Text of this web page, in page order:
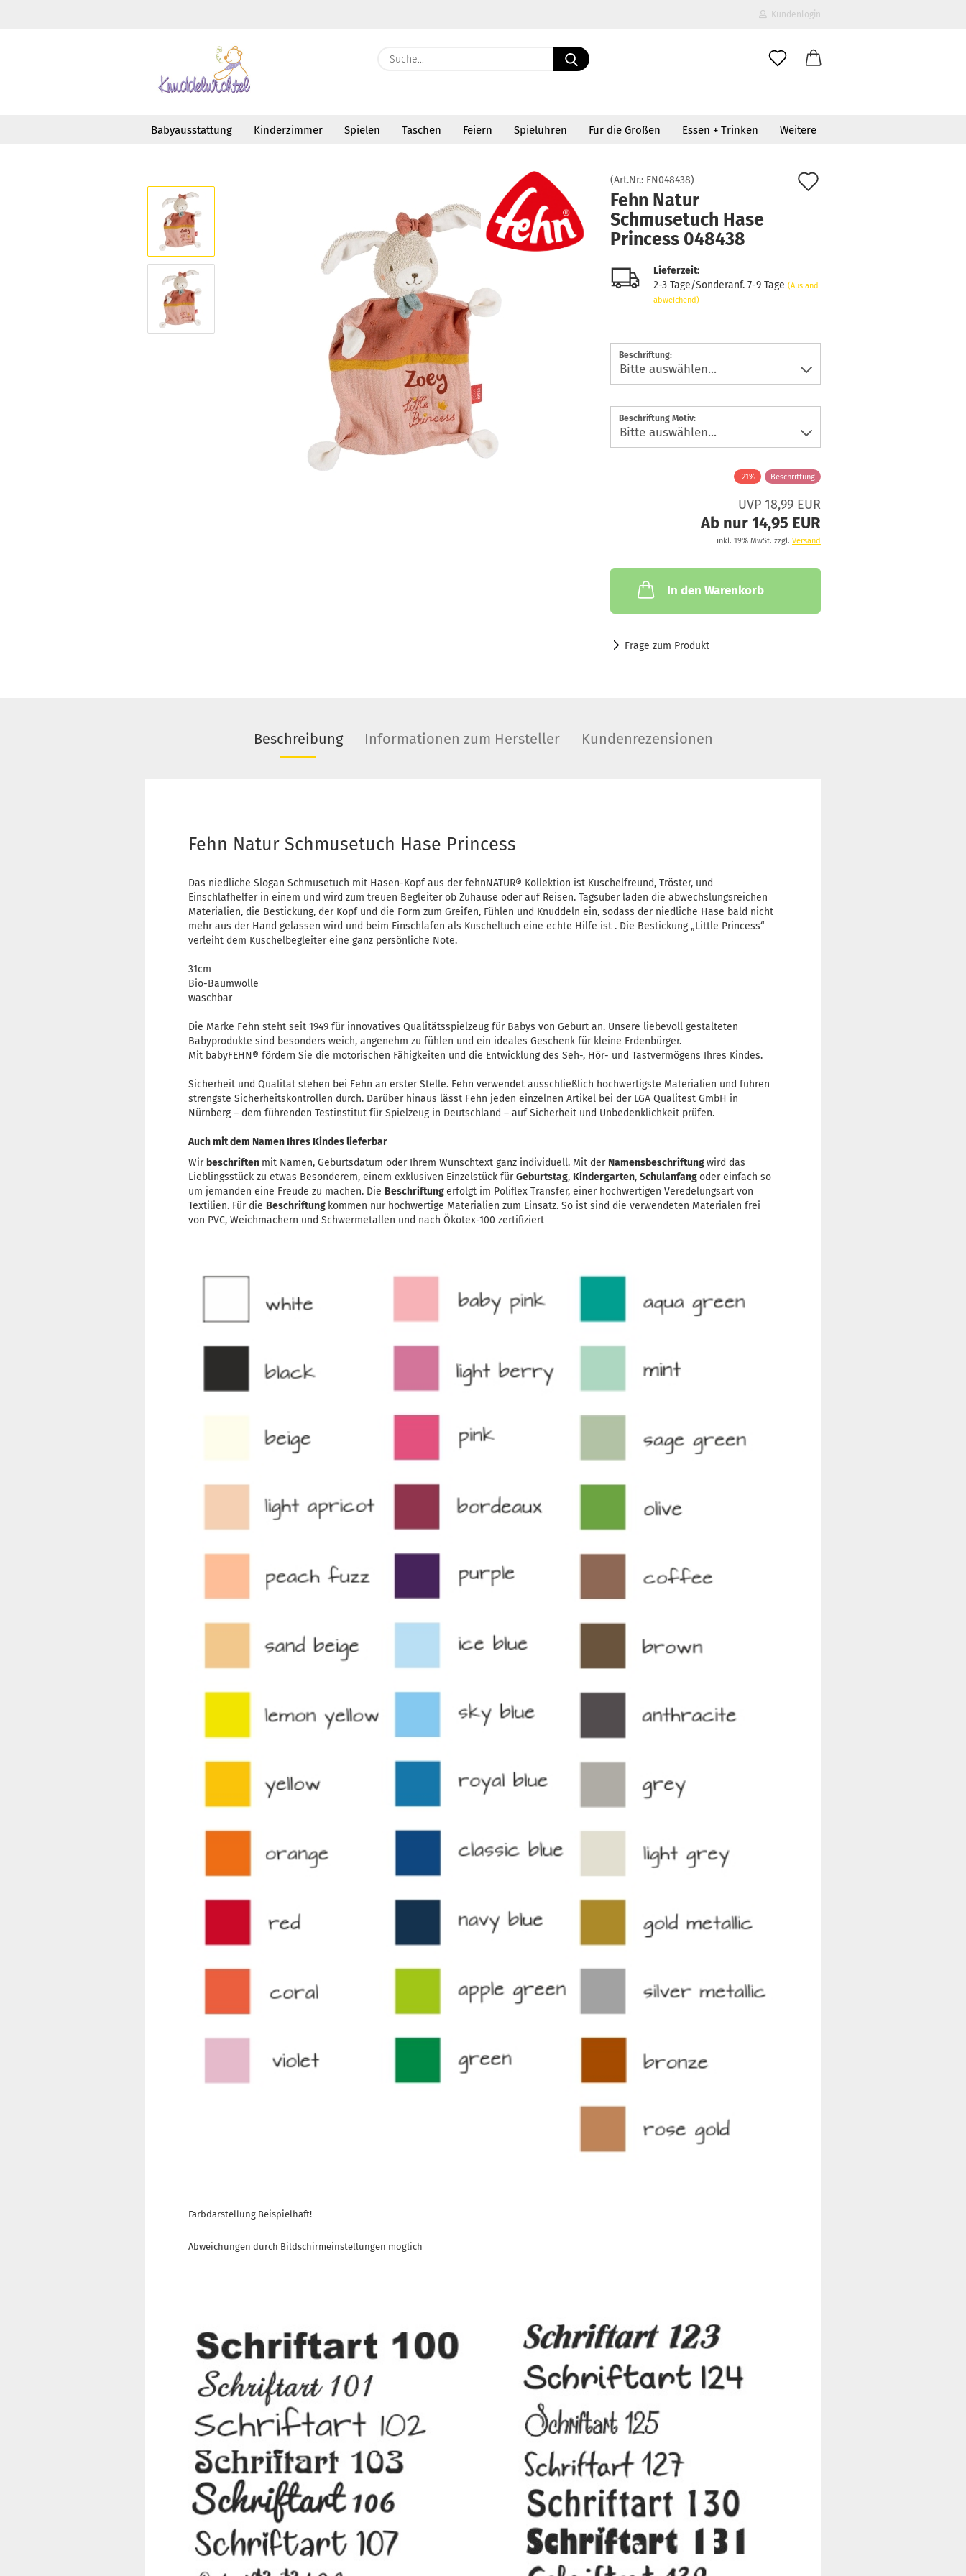
Kundenlogin
Passwort
Konto erstellen
Passwort vergessen?
Suche...
Babyausstattung Kinderzimmer Spielen Taschen Feiern Spieluhren Für die Großen Essen + Trinken Weitere
(Art.Nr.: FN048438)
Fehn Natur
Schmusetuch Hase
Princess 048438
Lieferzeit:
2-3 Tage/Sonderanf. 7-9 Tage (Ausland
abweichend)
Beschriftung:
Beschriftung Motiv:
-21% Beschriftung
UVP 18,99 EUR
Ab nur 14,95 EUR
inkl. 19% MwSt. zzgl. Versand
In den Warenkorb
Frage zum Produkt
Beschreibung Informationen zum Hersteller Kundenrezensionen
Fehn Natur Schmusetuch Hase Princess
Das niedliche Slogan Schmusetuch mit Hasen-Kopf aus der fehnNATUR® Kollektion ist Kuschelfreund, Tröster, und
Einschlafhelfer in einem und wird zum treuen Begleiter ob Zuhause oder auf Reisen. Tagsüber laden die abwechslungsreichen
Materialien, die Bestickung, der Kopf und die Form zum Greifen, Fühlen und Knuddeln ein, sodass der niedliche Hase bald nicht
mehr aus der Hand gelassen wird und beim Einschlafen als Kuscheltuch eine echte Hilfe ist . Die Bestickung „Little Princess“
verleiht dem Kuschelbegleiter eine ganz persönliche Note.
31cm
Bio-Baumwolle
waschbar
Die Marke Fehn steht seit 1949 für innovatives Qualitätsspielzeug für Babys von Geburt an. Unsere liebevoll gestalteten
Babyprodukte sind besonders weich, angenehm zu fühlen und ein ideales Geschenk für kleine Erdenbürger.
Mit babyFEHN® fördern Sie die motorischen Fähigkeiten und die Entwicklung des Seh-, Hör- und Tastvermögens Ihres Kindes.
Sicherheit und Qualität stehen bei Fehn an erster Stelle. Fehn verwendet ausschließlich hochwertigste Materialien und führen
strengste Sicherheitskontrollen durch. Darüber hinaus lässt Fehn jeden einzelnen Artikel bei der LGA Qualitest GmbH in
Nürnberg – dem führenden Testinstitut für Spielzeug in Deutschland – auf Sicherheit und Unbedenklichkeit prüfen.
Auch mit dem Namen Ihres Kindes lieferbar
Wir beschriften mit Namen, Geburtsdatum oder Ihrem Wunschtext ganz individuell. Mit der Namensbeschriftungwird das
Lieblingsstück zu etwas Besonderem, einem exklusiven Einzelstück fürGeburtstag, Kindergarten, Schulanfangoder einfach so
um jemanden eine Freude zu machen. Die Beschriftungerfolgt im Poliflex Transfer, einer hochwertigen Veredelungsart von
Textilien. Für die Beschriftung kommen nur hochwertige Materialien zum Einsatz. So ist sind die verwendeten Materialen frei
von PVC, Weichmachern und Schwermetallen und nach Ökotex-100 zertifiziert
Farbdarstellung Beispielhaft!
Abweichungen durch Bildschirmeinstellungen möglich